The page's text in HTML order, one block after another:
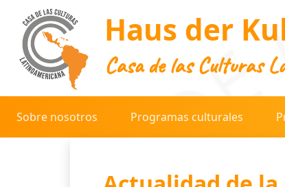
Haus der
Casa de las Culturas
Sobre nosotros Programas culturales